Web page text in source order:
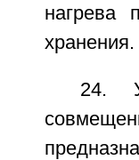
нагрева
хранения.
24.